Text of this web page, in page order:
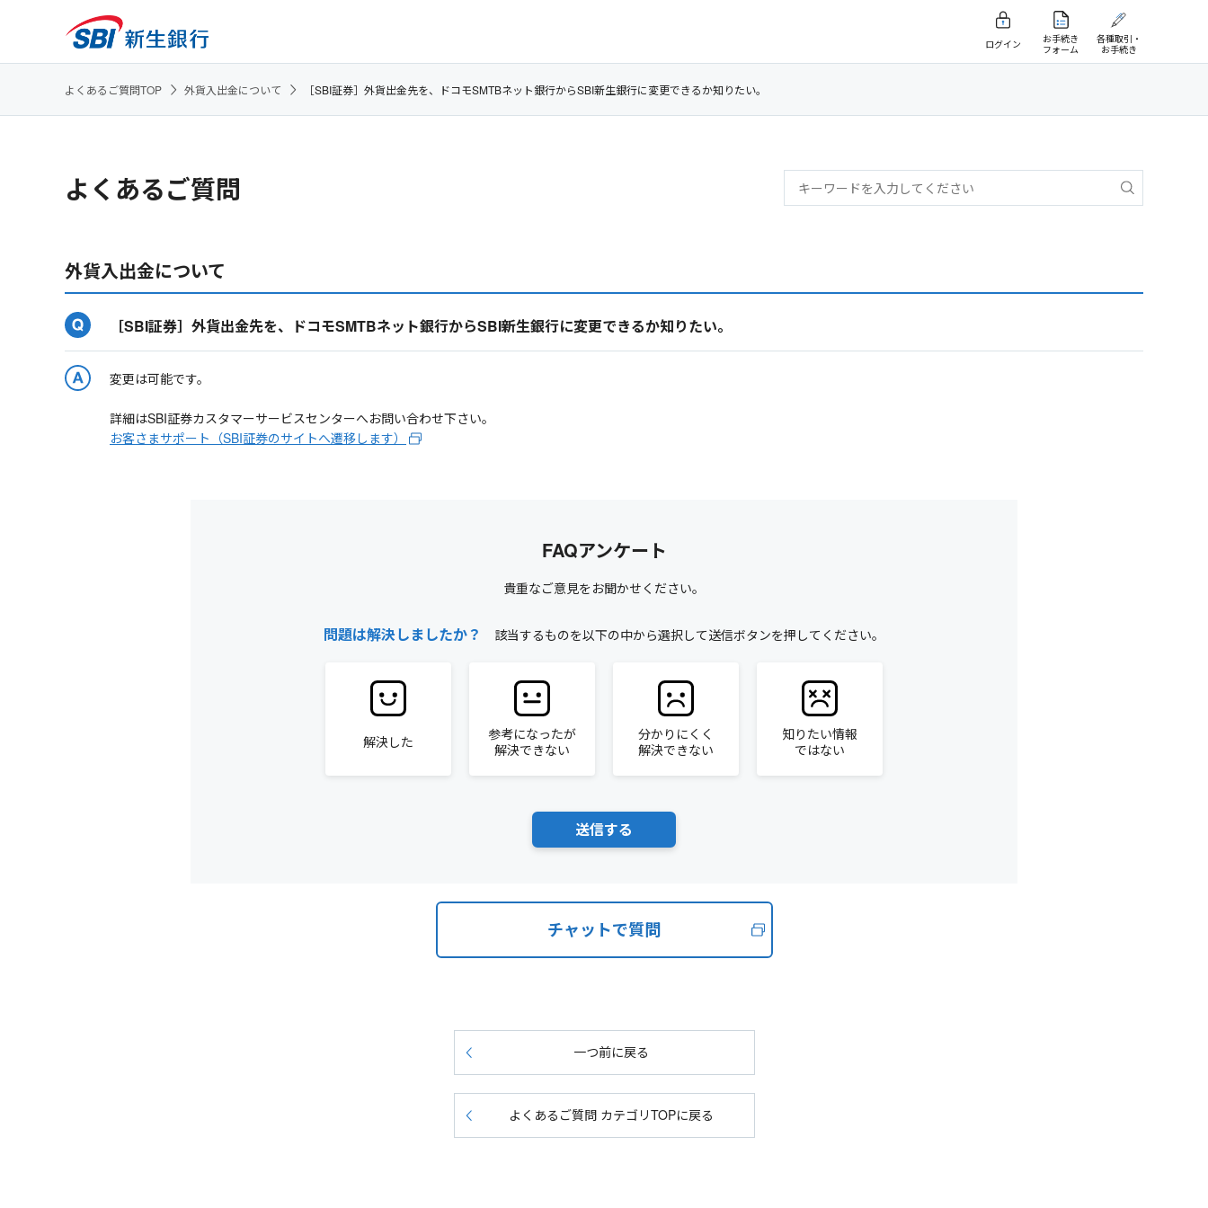
ログイン
お手続き
フォーム
各種取引・
お手続き
よくあるご質問TOP 外貨入出金について ［SBI証券］外貨出金先を、ドコモSMTBネット銀行からSBI新生銀行に変更できるか知りたい。
よくあるご質問
外貨入出金について
［SBI証券］外貨出金先を、ドコモSMTBネット銀行からSBI新生銀行に変更できるか知りたい。
変更は可能です。
詳細はSBI証券カスタマーサービスセンターへお問い合わせ下さい。
お客さまサポート（SBI証券のサイトへ遷移します）
FAQアンケート
貴重なご意見をお聞かせください。
問題は解決しましたか？ 該当するものを以下の中から選択して送信ボタンを押してください。
解決した
参考になったが
解決できない
分かりにくく
解決できない
知りたい情報
ではない
チャットで質問
一つ前に戻る
よくあるご質問 カテゴリTOPに戻る